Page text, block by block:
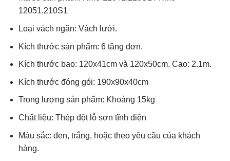
12051.210S1
Loại vách ngăn: Vách lưới.
Kích thước sản phẩm: 6 tầng đơn.
Kích thước bao: 120x41cm và 120x50cm. Cao: 2.1m.
Kích thước đóng gói: 190x90x40cm
Trọng lượng sản phẩm: Khoảng 15kg
Chất liệu: Thép đột lỗ sơn tĩnh điện
Màu sắc: đen, trắng, hoặc theo yêu cầu của khách
hàng.